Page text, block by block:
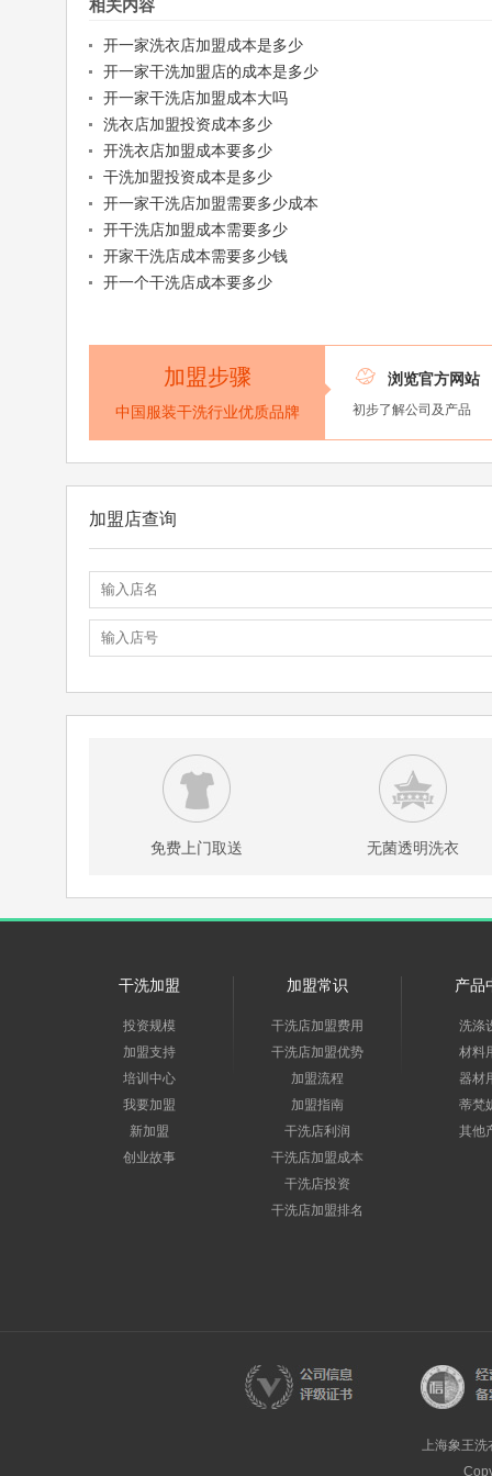
相关内容
开一家洗衣店加盟成本是多少
开一家干洗加盟店的成本是多少
开一家干洗店加盟成本大吗
洗衣店加盟投资成本多少
开洗衣店加盟成本要多少
干洗加盟投资成本是多少
开一家干洗店加盟需要多少成本
开干洗店加盟成本需要多少
开家干洗店成本需要多少钱
开一个干洗店成本要多少
加盟步骤
中国服装干洗行业优质品牌
 浏览官方网站
初步了解公司及产品
加盟店查询
免费上门取送 无菌透明洗衣
干洗加盟
投资规模
加盟支持
培训中心
我要加盟
新加盟
创业故事
加盟常识
干洗店加盟费用
干洗店加盟优势
加盟流程
加盟指南
干洗店利润
干洗店加盟成本
干洗店投资
干洗店加盟排名
产品
洗涤
材料
器材
蒂梵
其他
上海象王